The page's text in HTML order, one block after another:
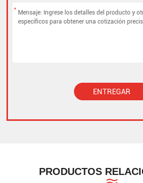
*
ENTREGAR
PRODUCTOS